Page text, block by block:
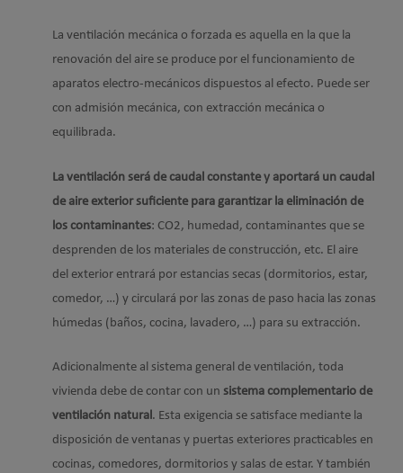
La ventilación mecánica o forzada es aquella en la que la
renovación del aire se produce por el funcionamiento de
aparatos electro-mecánicos dispuestos al efecto. Puede ser
con admisión mecánica, con extracción mecánica o
equilibrada.
La ventilación será de caudal constante y aportará un caudal
de aire exterior suficiente para garantizar la eliminación de
los contaminantes: CO2, humedad, contaminantes que se
desprenden de los materiales de construcción, etc. El aire
del exterior entrará por estancias secas (dormitorios, estar,
comedor, …) y circulará por las zonas de paso hacia las zonas
húmedas (baños, cocina, lavadero, …) para su extracción.
Adicionalmente al sistema general de ventilación, toda
vivienda debe de contar con un sistema complementario de
ventilación natural. Esta exigencia se satisface mediante la
disposición de ventanas y puertas exteriores practicables en
cocinas, comedores, dormitorios y salas de estar. Y también